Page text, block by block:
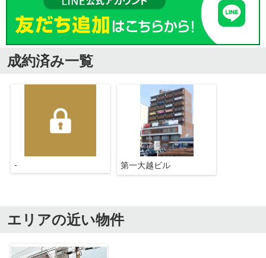
成約済み一覧
- 第一大越ビル
エリアの近い物件